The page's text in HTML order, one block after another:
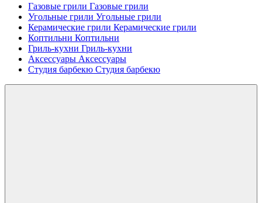
Газовые грили Газовые грили
Угольные грили Угольные грили
Керамические грили Керамические грили
Коптильни Коптильни
Гриль-кухни Гриль-кухни
Аксессуары Аксессуары
Студия барбекю Студия барбекю